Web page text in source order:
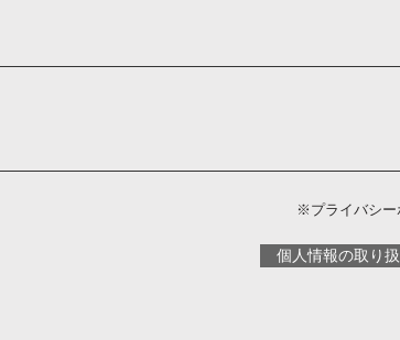
※プライバシー
個人情報の取り